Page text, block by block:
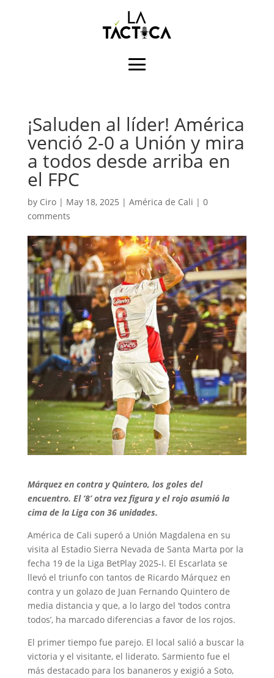
¡Saluden al líder! América
venció 2-0 a Unión y mira
a todos desde arriba en
el FPC
by Ciro| May 18, 2025 | América de Cali | 0
comments
Márquez en contra y Quintero, los goles del
encuentro. El ‘8’ otra vez figura y el rojo asumió la
cima de la Liga con 36 unidades.
América de Cali superó a Unión Magdalena en su
visita al Estadio Sierra Nevada de Santa Marta por la
fecha 19 de la Liga BetPlay 2025-I. El Escarlata se
llevó el triunfo con tantos de Ricardo Márquez en
contra y un golazo de Juan Fernando Quintero de
media distancia y que, a lo largo del ‘todos contra
todos’, ha marcado diferencias a favor de los rojos.
El primer tiempo fue parejo. El local salió a buscar la
victoria y el visitante, el liderato. Sarmiento fue el
más destacado para los bananeros y exigió a Soto,